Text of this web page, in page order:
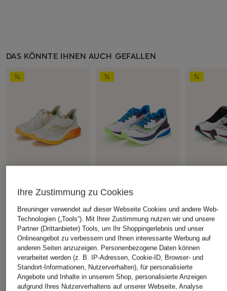
DAS KÖNNTE IHNEN AUCH GEFALLEN
saucony
Laufschuhe ENDORPHIN
SPEED 5
CHF 179
Ursprünglich:CHF 239
saucony
Laufschuhe ENDORPHIN
AZURA
CHF 159
Ursprünglich: CHF 189
Laufschuhe
ELITE 2
CHF 249
Ursprünglich:
ÄHNLICHE ARTIKEL ENTDECKEN
Ihre Zustimmung zu Cookies
Breuninger verwendet auf dieser Webseite Cookies und andere Web-
Technologien („Tools“). Mit Ihrer Zustimmung nutzen wir und unsere
Partner (Drittanbieter) Tools, um Ihr Shoppingerlebnis und unser
Onlineangebot zu verbessern und Ihnen interessante Werbung auf
anderen Seiten anzuzeigen. Personenbezogene Daten können
verarbeitet werden (z. B. IP-Adressen, Cookie-ID, Browser- und
Standort-Informationen, Nutzerverhalten), für personalisierte
Angebote und Inhalte in unserem Shop, personalisierte Anzeigen
aufgrund Ihres Nutzerverhaltens auf unserer Webseite, Analyse